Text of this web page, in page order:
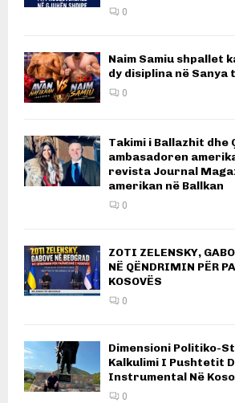
0
Naim Samiu shpallet
dy disiplina në Sanya
0
Takimi i Ballazhit dhe
ambasadoren
revista Journal
amerikan në Ballkan
0
ZOTI ZELENSKY,
NË QËNDRIMIN PËR
KOSOVËS
0
Dimensioni Politiko-
Kalkulimi I Pushtetit
Instrumental Në
0